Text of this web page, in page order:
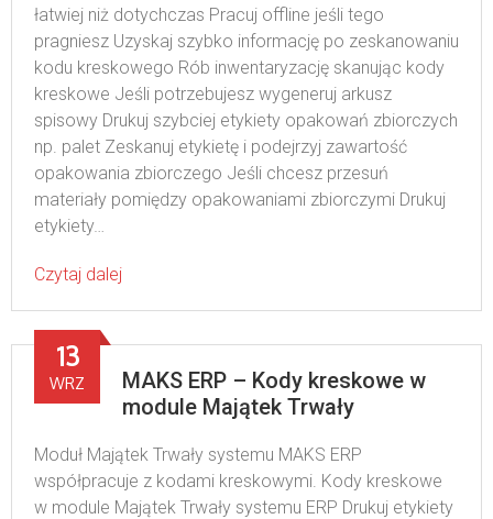
łatwiej niż dotychczas Pracuj offline jeśli tego
pragniesz Uzyskaj szybko informację po zeskanowaniu
kodu kreskowego Rób inwentaryzację skanując kody
kreskowe Jeśli potrzebujesz wygeneruj arkusz
spisowy Drukuj szybciej etykiety opakowań zbiorczych
np. palet Zeskanuj etykietę i podejrzyj zawartość
opakowania zbiorczego Jeśli chcesz przesuń
materiały pomiędzy opakowaniami zbiorczymi Drukuj
etykiety…
Czytaj dalej
MAKS ERP – Kody kreskowe w
module Majątek Trwały
13
WRZ
Moduł Majątek Trwały systemu MAKS ERP
współpracuje z kodami kreskowymi. Kody kreskowe
w module Majątek Trwały systemu ERP Drukuj etykiety